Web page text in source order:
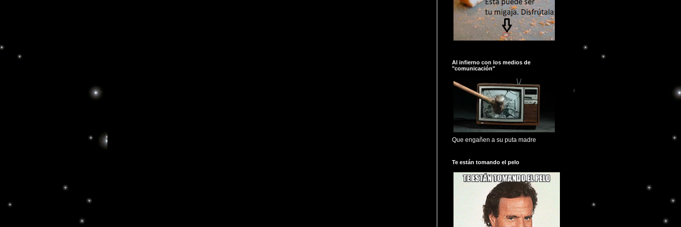
Al infierno con los medios de
"comunicación"
Que engañen a su puta madre
Te están tomando el pelo